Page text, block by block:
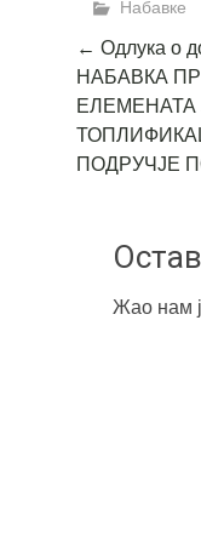
Набавке
Post
← Одлука о
НАБАВКА
ПОДРУЧЈЕ
Жао нам